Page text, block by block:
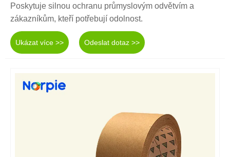
Poskytuje silnou ochranu průmyslovým odvětvím a
zákazníkům, kteří potřebují odolnost.
Ukázat více >> Odeslat dotaz >>